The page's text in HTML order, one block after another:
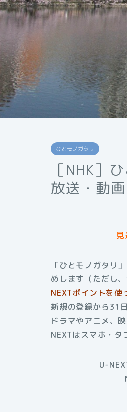
ひとモノガタリ
［NHK］
放送・動
「ひとモノガタリ
めします（ただし
NEXTポイントを使
新規の登録から31
ドラマやアニメ、
NEXTはスマホ・タ
U-